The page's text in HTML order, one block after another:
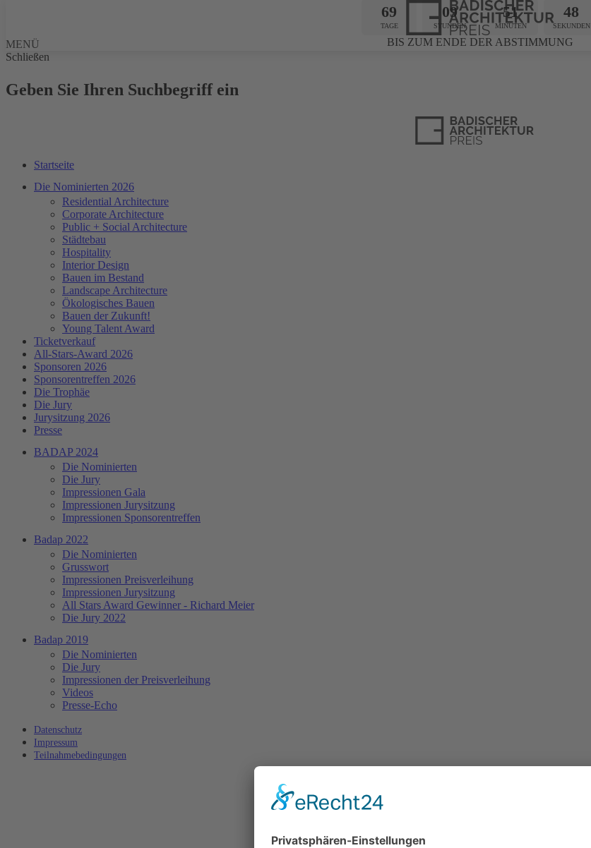
69
TAGE
09
STUNDEN
51
MINUTEN
47
SEKUNDEN
BIS ZUM ENDE DER ABSTIMMUNG
MENÜ
Schließen
Geben Sie Ihren Suchbegriff ein
Startseite
Die Nominierten 2026
Residential Architecture
Corporate Architecture
Public + Social Architecture
Städtebau
Hospitality
Interior Design
Bauen im Bestand
Landscape Architecture
Ökologisches Bauen
Bauen der Zukunft!
Young Talent Award
Ticketverkauf
All-Stars-Award 2026
Sponsoren 2026
Sponsorentreffen 2026
Die Trophäe
Die Jury
Jurysitzung 2026
Presse
BADAP 2024
Die Nominierten
Die Jury
Impressionen Gala
Impressionen Jurysitzung
Impressionen Sponsorentreffen
Badap 2022
Die Nominierten
Grusswort
Impressionen Preisverleihung
Impressionen Jurysitzung
All Stars Award Gewinner - Richard Meier
Die Jury 2022
Badap 2019
Die Nominierten
Die Jury
Impressionen der Preisverleihung
Videos
Presse-Echo
Datenschutz
Impressum
Teilnahmebedingungen